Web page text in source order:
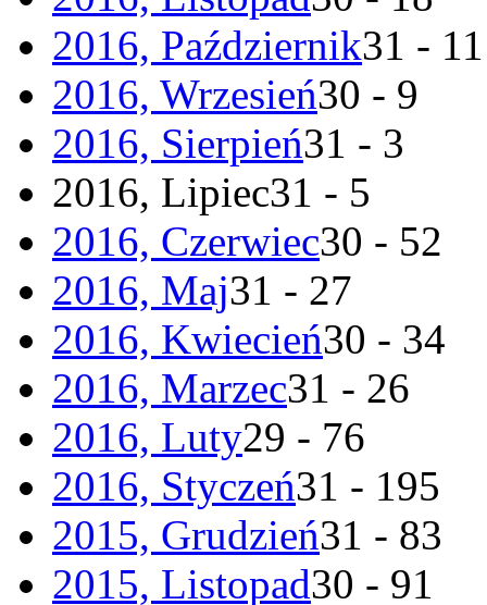
2016, Październik31 - 11
2016, Wrzesień30 - 9
2016, Sierpień31 - 3
2016, Lipiec31 - 5
2016, Czerwiec30 - 52
2016, Maj31 - 27
2016, Kwiecień30 - 34
2016, Marzec31 - 26
2016, Luty29 - 76
2016, Styczeń31 - 195
2015, Grudzień31 - 83
2015, Listopad30 - 91